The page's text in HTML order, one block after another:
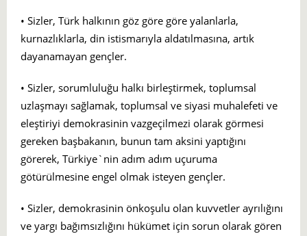
• Sizler, Türk halkının göz göre göre yalanlarla,
kurnazlıklarla, din istismarıyla aldatılmasına, artık
dayanamayan gençler.
• Sizler, sorumluluğu halkı birleştirmek, toplumsal
uzlaşmayı sağlamak, toplumsal ve siyasi muhalefeti ve
eleştiriyi demokrasinin vazgeçilmezi olarak görmesi
gereken başbakanın, bunun tam aksini yaptığını
görerek, Türkiye`nin adım adım uçuruma
götürülmesine engel olmak isteyen gençler.
• Sizler, demokrasinin önkoşulu olan kuvvetler ayrılığını
ve yargı bağımsızlığını hükümet için sorun olarak gören